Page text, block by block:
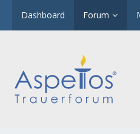
Dashboard Forum